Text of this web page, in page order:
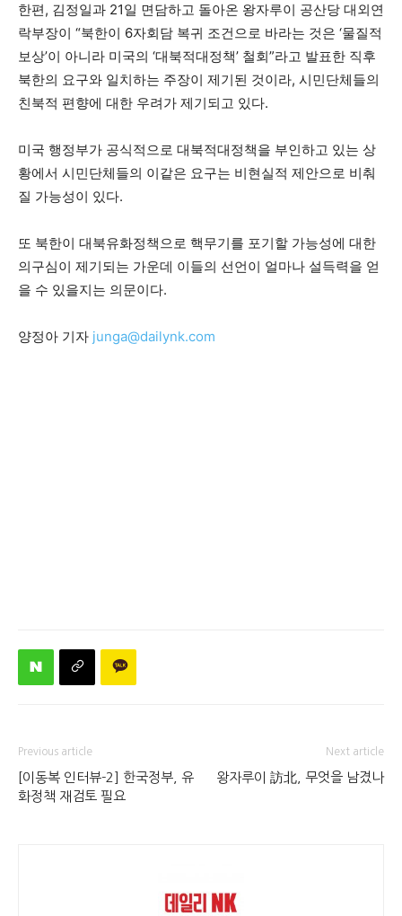
한편, 김정일과 21일 면담하고 돌아온 왕자루이 공산당 대외연
락부장이 “북한이 6자회담 복귀 조건으로 바라는 것은 ‘물질적
보상’이 아니라 미국의 ‘대북적대정책’ 철회”라고 발표한 직후
북한의 요구와 일치하는 주장이 제기된 것이라, 시민단체들의
친북적 편향에 대한 우려가 제기되고 있다.
미국 행정부가 공식적으로 대북적대정책을 부인하고 있는 상
황에서 시민단체들의 이같은 요구는 비현실적 제안으로 비춰
질 가능성이 있다.
또 북한이 대북유화정책으로 핵무기를 포기할 가능성에 대한
의구심이 제기되는 가운데 이들의 선언이 얼마나 설득력을 얻
을 수 있을지는 의문이다.
양정아 기자 junga@dailynk.com
Previous article
[이동복 인터뷰-2] 한국정부, 유
화정책 재검토 필요
Next article
왕자루이 訪北, 무엇을 남겼나